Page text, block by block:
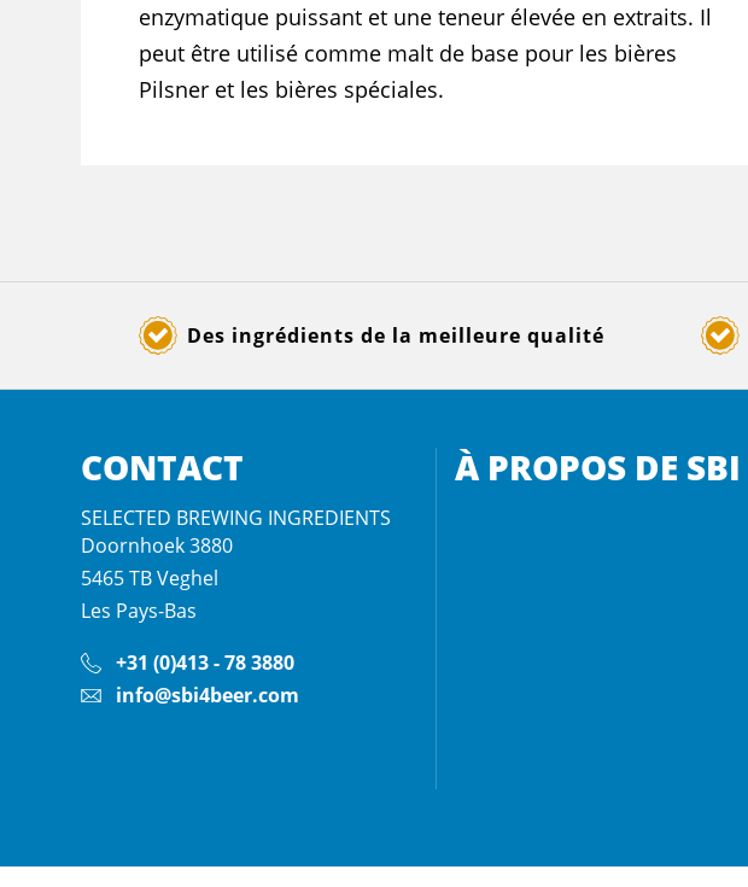
enzymatique puissant et une teneur élevée en extraits. Il
peut être utilisé comme malt de base pour les bières
Pilsner et les bières spéciales.
Des ingrédients de la meilleure qualité
CONTACT
SELECTED BREWING INGREDIENTS
Doornhoek 3880
5465 TBVeghel
Les Pays-Bas
+31 (0)413 - 78 3880
info@sbi4beer.com
À PROPOS DE SBI